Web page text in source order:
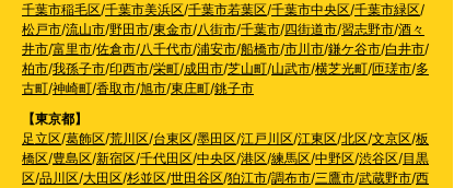
千葉市稲毛区/千葉市美浜区/千葉市若葉区/千葉市中央区/千葉市緑区/
松戸市/流山市/野田市/東金市/八街市/千葉市/四街道市/習志野市/酒々
井市/富里市/佐倉市/八千代市/浦安市/船橋市/市川市/鎌ケ谷市/白井市/
柏市/我孫子市/印西市/栄町/成田市/芝山町/山武市/横芝光町/匝瑳市/多
古町/神崎町/香取市/旭市/東庄町/銚子市
【東京都】
足立区/葛飾区/荒川区/台東区/墨田区/江戸川区/江東区/北区/文京区/板
橋区/豊島区/新宿区/千代田区/中央区/港区/練馬区/中野区/渋谷区/目黒
区/品川区/大田区/杉並区/世田谷区/狛江市/調布市/三鷹市/武蔵野市/西